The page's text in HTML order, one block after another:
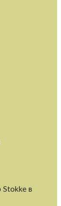
Stokke в